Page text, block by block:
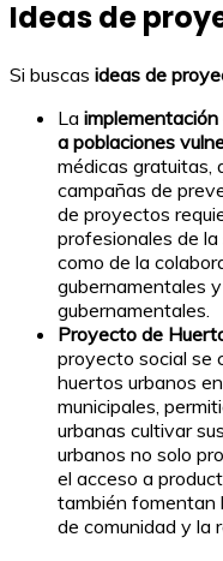
Ideas de
Si buscas ideas de
La
a poblaciones
médicas gratuitas,
campañas de
de proyectos
profesionales de
como de la
gubernamentales
gubernamentales.
Proyecto de
proyecto social se
huertos urbanos
municipales,
urbanas cultivar
urbanos no solo
el acceso a
también fomentan
de comunidad y la